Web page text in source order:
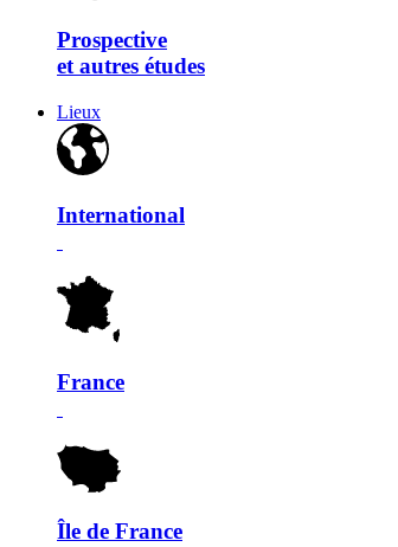
Prospective
et autres études
Lieux
International
France
Île de France